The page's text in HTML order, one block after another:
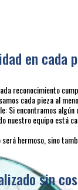
en cada
reconocimiento
cada pieza al
Si encontramos
nuestro equipo está
será hermoso, sino
sin